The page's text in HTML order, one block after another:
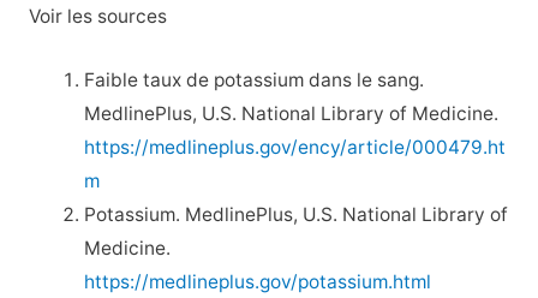
Voir les sources
Faible taux de potassium dans le sang.
MedlinePlus, U.S. National Library of Medicine.
https://medlineplus.gov/ency/article/000479.ht
m
Potassium. MedlinePlus, U.S. National Library of
Medicine.
https://medlineplus.gov/potassium.html